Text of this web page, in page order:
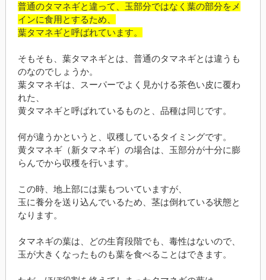
普通のタマネギと違って、玉部分ではなく葉の部分をメ
インに食用とするため、
葉タマネギと呼ばれています。
そもそも、葉タマネギとは、普通のタマネギとは違うも
のなのでしょうか。
葉タマネギは、スーパーでよく見かける茶色い皮に覆わ
れた、
黄タマネギと呼ばれているものと、品種は同じです。
何が違うかというと、収穫しているタイミングです。
黄タマネギ（新タマネギ）の場合は、玉部分が十分に膨
らんでから収穫を行います。
この時、地上部には葉もついていますが、
玉に養分を送り込んでいるため、茎は倒れている状態と
なります。
タマネギの葉は、どの生育段階でも、毒性はないので、
玉が大きくなったものも葉を食べることはできます。